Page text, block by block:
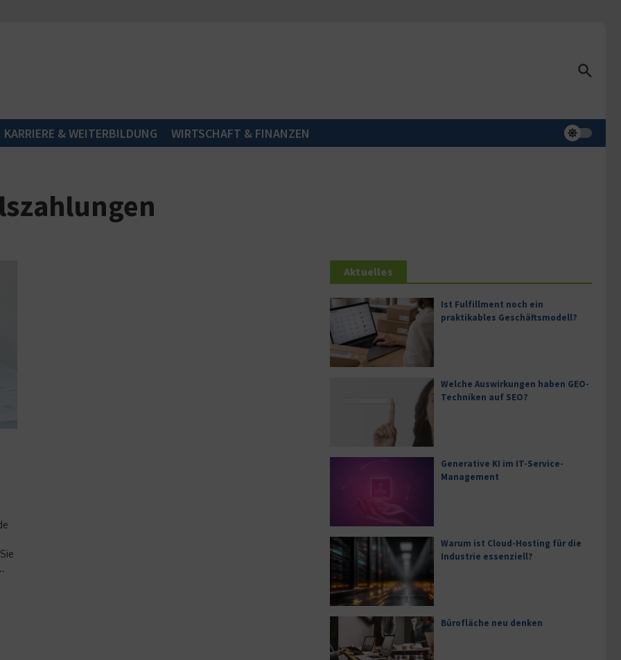
KARRIERE & WEITERBILDUNG WIRTSCHAFT & FINANZEN
Aktuelles
Ist Fulfillment noch ein
praktikables Geschäftsmodell?
Welche Auswirkungen haben GEO-
Techniken auf SEO?
Generative KI im IT-Service-
Management
Warum ist Cloud-Hosting für die
Industrie essenziell?
Bürofläche neu denken